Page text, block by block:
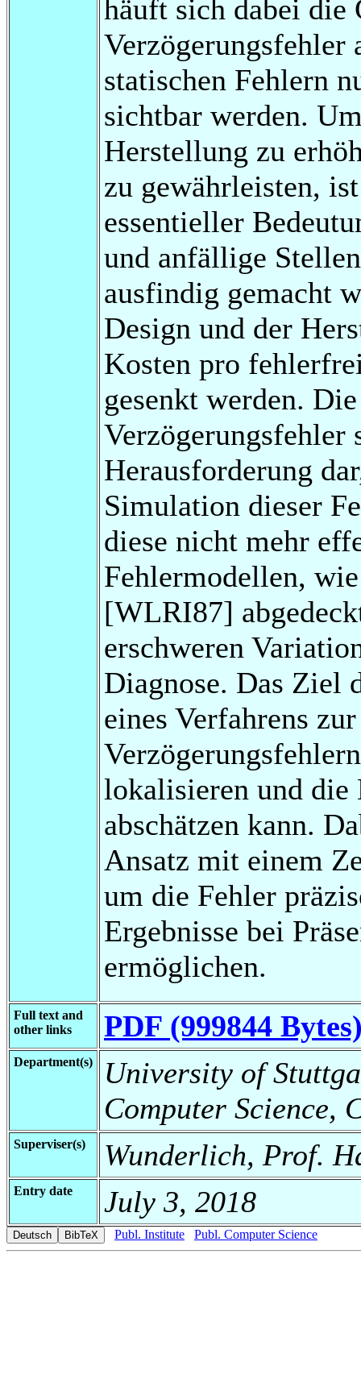
häuft sich dabei die
statischen Fehlern
sichtbar werden.
Herstellung zu
zu gewährleisten,
essentieller
und anfällige
ausfindig gemacht
Design und der
Kosten pro
gesenkt werden.
Verzögerungsfehler
Herausforderung
Simulation dieser
diese nicht mehr
Fehlermodellen,
[WLRI87]
erschweren
Diagnose. Das Ziel
eines Verfahrens
lokalisieren und die
abschätzen kann.
Ansatz mit einem
um die Fehler
Ergebnisse bei
ermöglichen.
Full text and
other links
PDF (999844
Department(s)
University of
Computer Science,
Superviser(s) Wunderlich, Prof.
Entry date July 3, 2018
Publ. Institute Publ. Computer Science